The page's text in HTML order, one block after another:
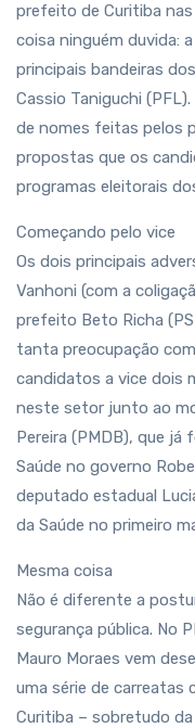
prefeito de Curitiba
coisa ninguém duvida:
principais bandeiras
Cassio Taniguchi
de nomes feitas pelos
propostas que os
programas eleitorais
Começando pelo vice
Os dois principais
Vanhoni (com a
prefeito Beto Richa
tanta preocupação
candidatos a vice dois
neste setor junto ao
Pereira (PMDB), que já
Saúde no governo
deputado estadual
da Saúde no primeiro
Mesma coisa
Não é diferente a
segurança pública. No
Mauro Moraes vem
uma série de carreatas
Curitiba – sobretudo